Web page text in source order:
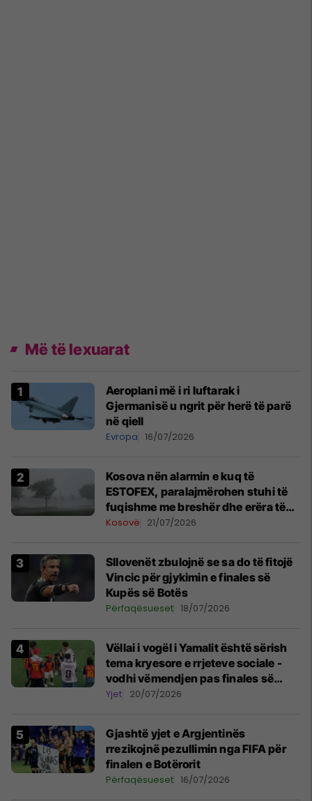
Më të lexuarat
Aeroplani më i ri luftarak i
Gjermanisë u ngrit për herë të parë
në qiell
Evropa 16/07/2026
Kosova nën alarmin e kuq të
ESTOFEX, paralajmërohen stuhi të
fuqishme me breshër dhe erëra të
forta
Kosovë 21/07/2026
Sllovenët zbulojnë se sa do të fitojë
Vincic për gjykimin e finales së
Kupës së Botës
Përfaqësueset 18/07/2026
Vëllai i vogël i Yamalit është sërish
tema kryesore e rrjeteve sociale -
vodhi vëmendjen pas finales së
Kupës së Botës
Yjet 20/07/2026
Gjashtë yjet e Argjentinës
rrezikojnë pezullimin nga FIFA për
finalen e Botërorit
Përfaqësueset 16/07/2026